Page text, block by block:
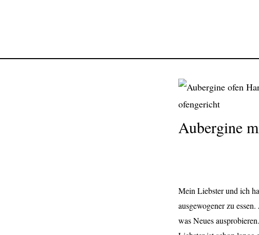
Aubergine
Mein Liebster und ich
ausgewogener zu
was Neues